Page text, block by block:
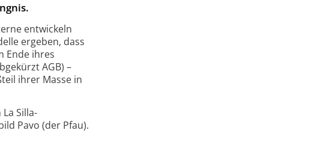
entwickeln
ergeben, dass
Ende ihres
AGB) –
ihrer Masse in
Silla-
Pavo (der Pfau).